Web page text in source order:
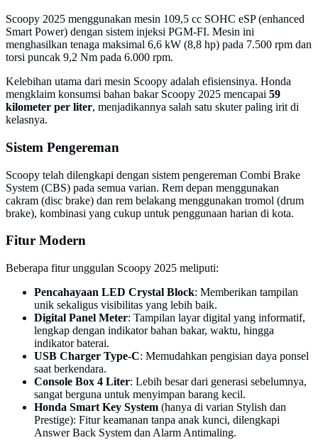
Scoopy 2025 menggunakan mesin 109,5 cc SOHC eSP (enhanced
Smart Power) dengan sistem injeksi PGM-FI. Mesin ini
menghasilkan tenaga maksimal 6,6 kW (8,8 hp) pada 7.500 rpm dan
torsi puncak 9,2 Nm pada 6.000 rpm.
Kelebihan utama dari mesin Scoopy adalah efisiensinya. Honda
mengklaim konsumsi bahan bakar Scoopy 2025 mencapai 59
kilometer per liter, menjadikannya salah satu skuter paling irit di
kelasnya.
Sistem Pengereman
Scoopy telah dilengkapi dengan sistem pengereman Combi Brake
System (CBS) pada semua varian. Rem depan menggunakan
cakram (disc brake) dan rem belakang menggunakan tromol (drum
brake), kombinasi yang cukup untuk penggunaan harian di kota.
Fitur Modern
Beberapa fitur unggulan Scoopy 2025 meliputi:
Pencahayaan LED Crystal Block: Memberikan tampilan
unik sekaligus visibilitas yang lebih baik.
Digital Panel Meter: Tampilan layar digital yang informatif,
lengkap dengan indikator bahan bakar, waktu, hingga
indikator baterai.
USB Charger Type-C: Memudahkan pengisian daya ponsel
saat berkendara.
Console Box 4 Liter: Lebih besar dari generasi sebelumnya,
sangat berguna untuk menyimpan barang kecil.
Honda Smart Key System (hanya di varian Stylish dan
Prestige): Fitur keamanan tanpa anak kunci, dilengkapi
Answer Back System dan Alarm Antimaling.